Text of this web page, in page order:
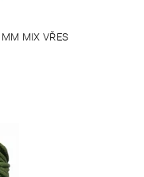
MIX VŘES